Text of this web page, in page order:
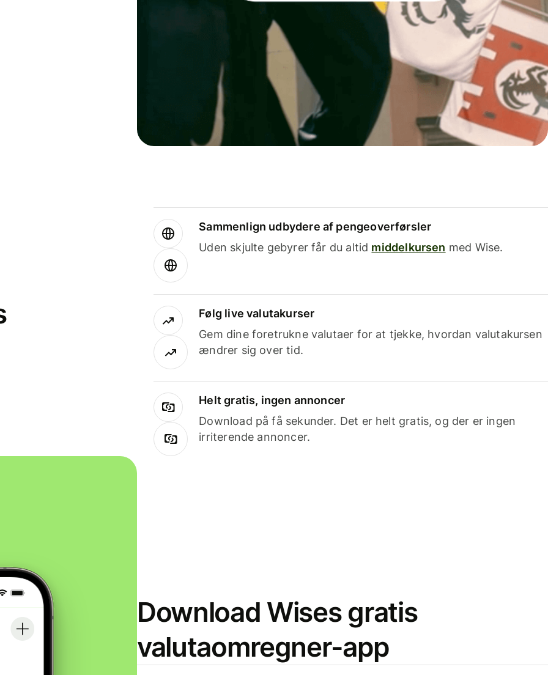
Sammenlign udbydere af pengeoverførsler
Uden skjulte gebyrer får du altid middelkursen med Wise.
Følg live valutakurser
Gem dine foretrukne valutaer for at tjekke, hvordan valutakursen
ændrer sig over tid.
Helt gratis, ingen annoncer
Download på få sekunder. Det er helt gratis, og der er ingen
irriterende annoncer.
Download Wises gratis
valutaomregner-app